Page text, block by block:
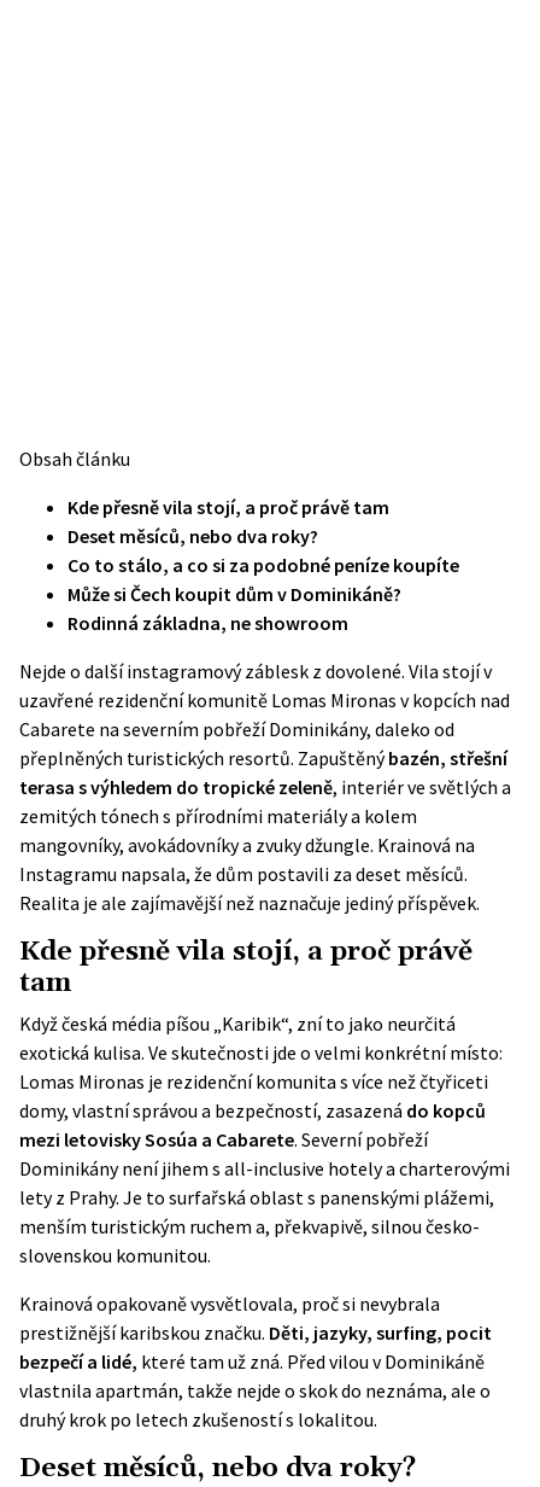
Obsah článku
Kde přesně vila stojí, a proč právě tam
Deset měsíců, nebo dva roky?
Co to stálo, a co si za podobné peníze koupíte
Může si Čech koupit dům v Dominikáně?
Rodinná základna, ne showroom
Nejde o další instagramový záblesk z dovolené. Vila stojí v
uzavřené rezidenční komunitě Lomas Mironas v kopcích nad
Cabarete na severním pobřeží Dominikány, daleko od
přeplněných turistických resortů. Zapuštěnýbazén, střešní
terasa s výhledem do tropické zeleně, interiér ve světlých a
zemitých tónech s přírodními materiály a kolem
mangovníky, avokádovníky a zvuky džungle. Krainová na
Instagramu napsala, že dům postavili za deset měsíců.
Realita je ale zajímavější než naznačuje jediný příspěvek.
Kde přesně vila stojí, a proč právě
tam
Když česká média píšou „Karibik“, zní to jako neurčitá
exotická kulisa. Ve skutečnosti jde o velmi konkrétní místo:
Lomas Mironas je rezidenční komunita s více než čtyřiceti
domy, vlastní správou a bezpečností, zasazená do kopců
mezi letovisky Sosúa a Cabarete. Severní pobřeží
Dominikány není jihem s all-inclusive hotely a charterovými
lety z Prahy. Je to surfařská oblast s panenskými plážemi,
menším turistickým ruchem a, překvapivě, silnou česko-
slovenskou komunitou.
Krainová opakovaně vysvětlovala, proč si nevybrala
prestižnější karibskou značku. Děti, jazyky, surfing, pocit
bezpečí a lidé, které tam už zná. Před vilou v Dominikáně
vlastnila apartmán, takže nejde o skok do neznáma, ale o
druhý krok po letech zkušeností s lokalitou.
Deset měsíců, nebo dva roky?